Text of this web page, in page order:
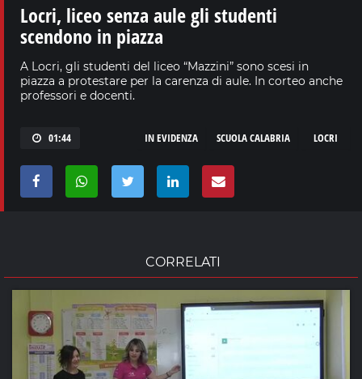
Locri, liceo senza aule gli studenti
scendono in piazza
A Locri, gli studenti del liceo “Mazzini” sono scesi in
piazza a protestare per la carenza di aule. In corteo anche
professori e docenti.
01:44 LOCRI
SCUOLA CALABRIA
IN EVIDENZA
CORRELATI